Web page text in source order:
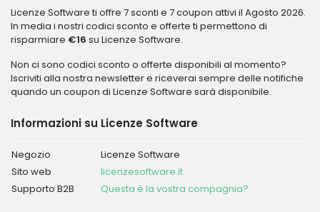
Licenze Software ti offre 7 sconti e 7 coupon attivi il Agosto 2026.
In media i nostri codici sconto e offerte ti permettono di
risparmiare €16 su Licenze Software.
Non ci sono codici sconto o offerte disponibili al momento?
Iscriviti alla nostra newsletter e riceverai sempre delle notifiche
quando un coupon di Licenze Software sarà disponibile.
Informazioni su Licenze Software
Negozio
Licenze Software
Sito web
licenzesoftware.it
Supporto B2B
Questa è la vostra compagnia?